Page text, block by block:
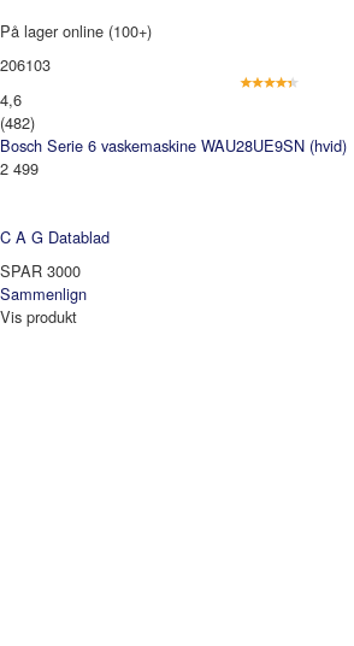
På lager online (100+)
206103
4,6
(482)
Bosch Serie 6 vaskemaskine WAU28UE9SN (hvid)
2 499
C A G Datablad
SPAR 3000
Sammenlign
Vis produkt